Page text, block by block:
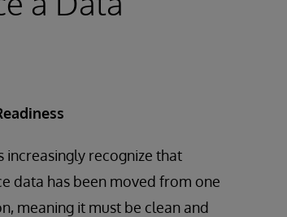
recognize that
data has been moved from one
meaning it must be clean and